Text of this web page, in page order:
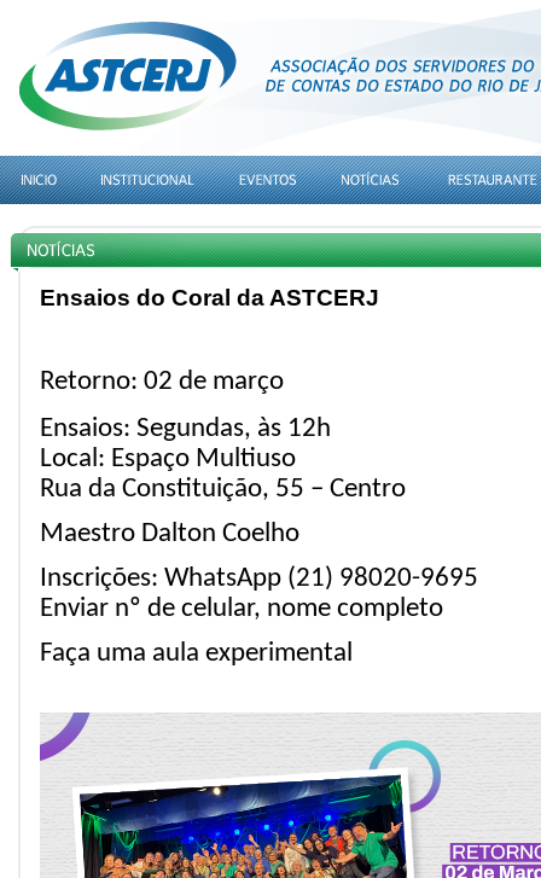
Ensaios do Coral da ASTCERJ
Retorno: 02 de março
Ensaios: Segundas, às 12h
Local: Espaço Multiuso
Rua da Constituição, 55 – Centro
Maestro Dalton Coelho
Inscrições: WhatsApp (21) 98020-9695
Enviar nº de celular, nome completo
Faça uma aula experimental